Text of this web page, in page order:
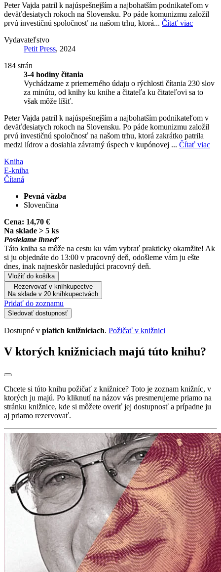
Peter Vajda patril k najúspešnejším a najbohatším podnikateľom v
deväťdesiatych rokoch na Slovensku. Po páde komunizmu založil
prvú investičnú spoločnosť na našom trhu, ktorá... Čítať viac
Vydavateľstvo
Petit Press, 2024
184 strán
3-4 hodiny čítania
Vychádzame z priemerného údaju o rýchlosti čítania 230 slov
za minútu, od knihy ku knihe a čitateľa ku čitateľovi sa to
však môže líšiť.
Peter Vajda patril k najúspešnejším a najbohatším podnikateľom v
deväťdesiatych rokoch na Slovensku. Po páde komunizmu založil
prvú investičnú spoločnosť na našom trhu, ktorá zakrátko patrila
medzi lídrov a dosiahla závratný úspech v kupónovej ... Čítať viac
Kniha
E-kniha
Čítaná
Pevná väzba
Slovenčina
Cena: 14,70 €
Na sklade > 5 ks
Posielame ihneď
Táto kniha sa môže na cestu ku vám vybrať prakticky okamžite! Ak
si ju objednáte do 13:00 v pracovný deň, odošleme vám ju ešte
dnes, inak najneskôr nasledujúci pracovný deň.
Vložiť do košíka
Rezervovať v kníhkupectve
Na sklade v 20 kníhkupectvách
Pridať do zoznamu
Sledovať dostupnosť
Dostupné v piatich knižniciach. Požičať v knižnici
V ktorých knižniciach majú túto knihu?
Chcete si túto knihu požičať z knižnice? Toto je zoznam knižníc, v
ktorých ju majú. Po kliknutí na názov vás presmerujeme priamo na
stránku knižnice, kde si môžete overiť jej dostupnosť a prípadne ju
aj priamo rezervovať.